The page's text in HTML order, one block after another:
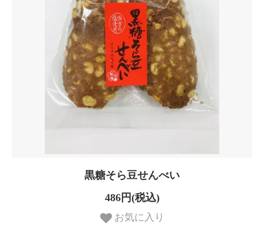
黒糖そら豆せんべい
486円(税込)
お気に入り